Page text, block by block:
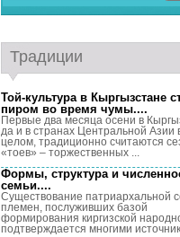
Традиции
Той-культура в Кыргызстане
пиром во время чумы....
Первые два месяца осени в
да и в странах Центральной Азии
целом, традиционно считаются
«тоев» – торжественных ...
Формы, структура и
семьи....
Существование патриархальной
племен, послуживших базой
формирования киргизской
подтверждается многими